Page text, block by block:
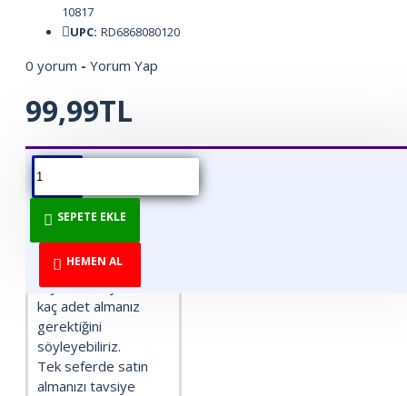
10817
UPC: RD6868080120
0 yorum - Yorum Yap
99,99TL
SEPETE EKLE
HEMEN AL
ÜRÜN BILGISI ÜRÜN YORUMLARI
Satın almadan önce
bize genişlik ve
yükseklik santim
ölçünüzü söylerseniz
kaç adet almanız
gerektiğini
söyleyebiliriz.
Tek seferde satın
almanızı tavsiye